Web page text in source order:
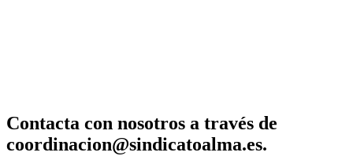
Contacta con nosotros a través de
coordinacion@sindicatoalma.es.